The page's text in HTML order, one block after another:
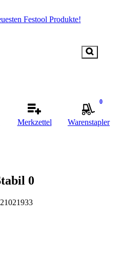
Festool Produkte!
Merkzettel
0
Warenstapler
0
21021933